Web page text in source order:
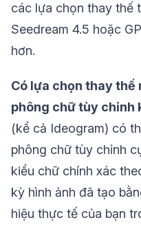
các lựa chọn thay thế
Seedream 4.5 hoặc
hơn.
Có lựa chọn thay thế
phông chữ tùy chỉnh
(kể cả Ideogram) có
phông chữ tùy chỉnh
kiểu chữ chính xác
kỳ hình ảnh đã tạo
hiệu thực tế của bạn